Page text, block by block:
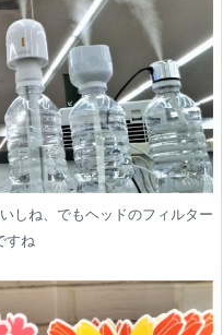
しね、でもヘッドのフィルター
すね